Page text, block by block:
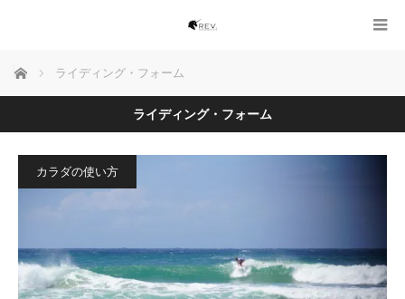
ホーム ライディング・フォーム
ライディング・フォーム
カラダの使い方